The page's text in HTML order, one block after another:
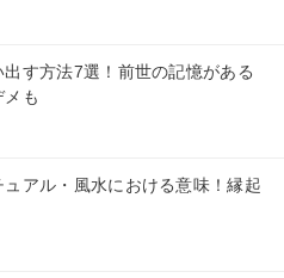
す方法7選！前世の記憶がある
メも
アル・風水における意味！縁起